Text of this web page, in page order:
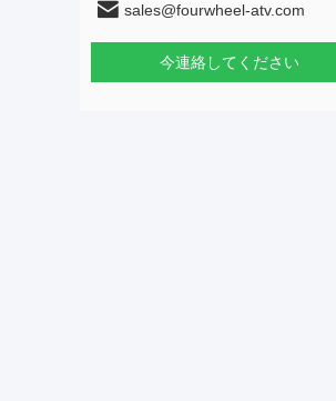
sales@fourwheel-atv.com
今連絡してください